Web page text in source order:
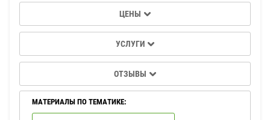
ЦЕНЫ
УСЛУГИ
ОТЗЫВЫ
МАТЕРИАЛЫ ПО ТЕМАТИКЕ: